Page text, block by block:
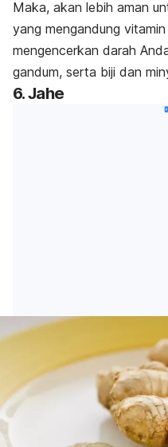
Maka, akan lebih aman
yang mengandung
mengencerkan darah
gandum, serta biji dan
6. Jahe